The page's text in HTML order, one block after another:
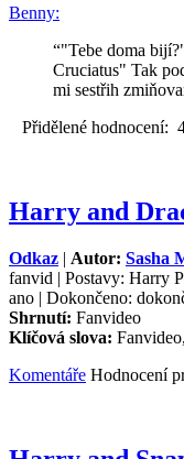
Benny:
“"Tebe doma
Cruciatus" Tak
mi sestřih
Přidělené
Harry and
Odkaz | Autor: Sasha
fanvid | Postavy: Harry
ano | Dokončeno:
Shrnutí: Fanvideo
Klíčová slova:
Komentáře Hodnocení